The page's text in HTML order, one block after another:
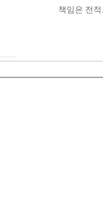
책임은 전적으로